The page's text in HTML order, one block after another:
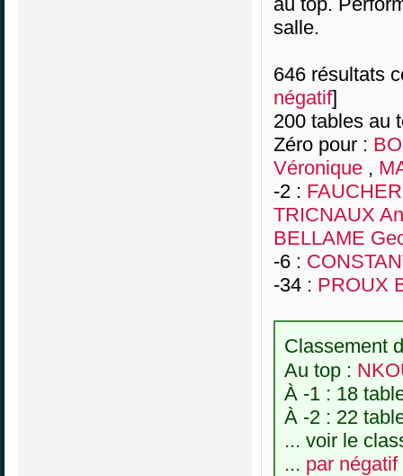
salle.
646 résultats
négatif]
200 tables au
Zéro pour :
Véronique ,
-2 :
TRICNAUX
BELLAME
-6 :
-34 : PROUX
Classement
Au top :
À -1 : 18
À -2 : 22
... voir le
... par négatif